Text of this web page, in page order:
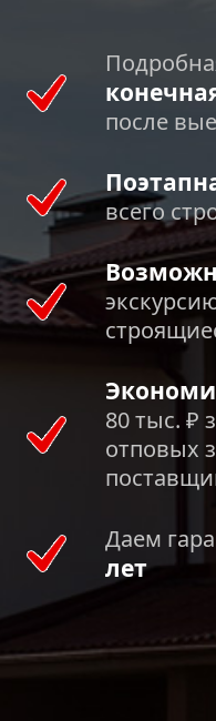
после
всего
80 тыс. ₽
отповых
Даем
лет